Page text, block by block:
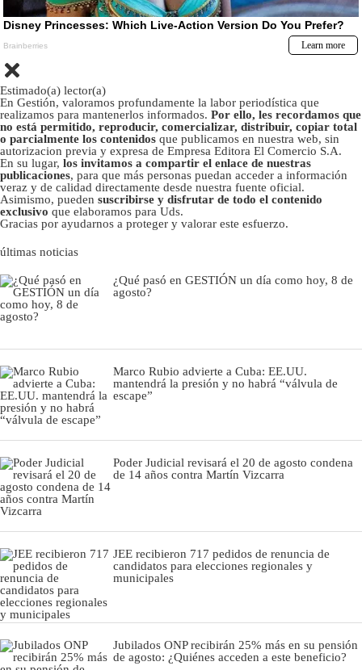
Estimado(a) lector(a)
En Gestión, valoramos profundamente la labor periodística que
realizamos para mantenerlos informados. Por ello, les recordamos que
no está permitido, reproducir, comercializar, distribuir, copiar total
o parcialmente los contenidos que publicamos en nuestra web, sin
autorizacion previa y expresa de Empresa Editora El Comercio S.A.
En su lugar, los invitamos a compartir el enlace de nuestras
publicaciones, para que más personas puedan acceder a información
veraz y de calidad directamente desde nuestra fuente oficial.
Asimismo, pueden suscribirse y disfrutar de todo el contenido
exclusivo que elaboramos para Uds.
Gracias por ayudarnos a proteger y valorar este esfuerzo.
últimas noticias
¿Qué pasó en GESTIÓN un día como hoy, 8 de
agosto?
Marco Rubio advierte a Cuba: EE.UU.
mantendrá la presión y no habrá “válvula de
escape”
Poder Judicial revisará el 20 de agosto condena
de 14 años contra Martín Vizcarra
JEE recibieron 717 pedidos de renuncia de
candidatos para elecciones regionales y
municipales
Jubilados ONP recibirán 25% más en su pensión
de agosto: ¿Quiénes acceden a este beneficio?